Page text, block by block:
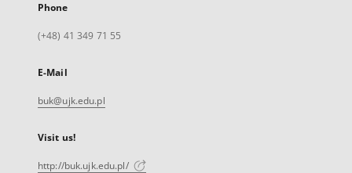
Phone
(+48) 41 349 71 55
E-Mail
buk@ujk.edu.pl
Visit us!
http://buk.ujk.edu.pl/